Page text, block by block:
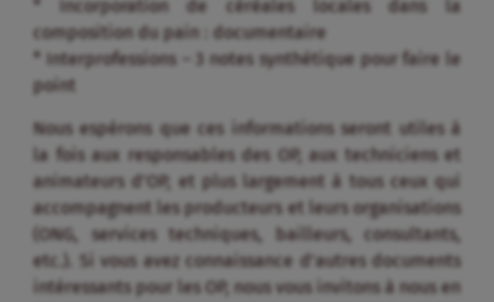
* Incorporation de céréales locales dans la
composition du pain : documentaire
* Interprofessions – 3 notes synthétique pour faire le
point
Nous espérons que ces informations seront utiles à
la fois aux responsables des OP, aux techniciens et
animateurs d’OP, et plus largement à tous ceux qui
accompagnent les producteurs et leurs organisations
(ONG, services techniques, bailleurs, consultants,
etc.). Si vous avez connaissance d’autres documents
intéressants pour les OP, nous vous invitons à nous en